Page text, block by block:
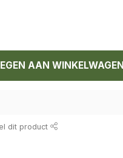
AAN WINKELWAGEN
dit product